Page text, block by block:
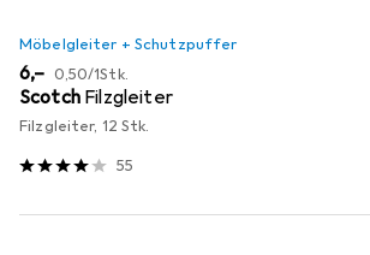
Möbelgleiter + Schutzpuffer
EUR
6,– EUR
0,50/1Stk.
Scotch Filzgleiter
Filzgleiter, 12 Stk.
55